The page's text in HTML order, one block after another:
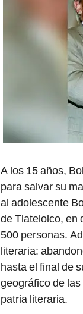
A los 15 años,
para salvar su
al adolescente
de Tlatelolco, en
500 personas.
literaria:
hasta el final de
geográfico de
patria literaria.